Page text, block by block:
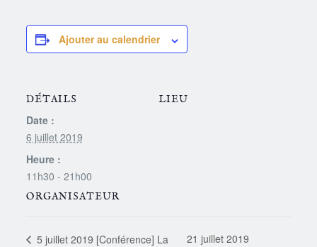
Ajouter au calendrier
DÉTAILS
Date :
6 juillet 2019
Heure :
11h30 - 21h00
ORGANISATEUR
LIEU
5 juillet 2019 [Conférence] La
21 juillet 2019